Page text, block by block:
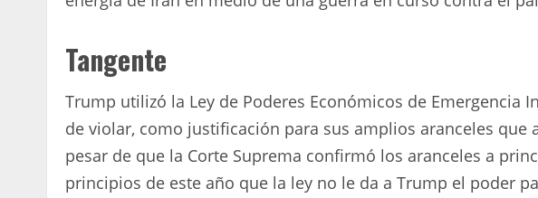
Tangente
Trump utilizó la Ley de Poderes Económicos de Emergencia
de violar, como justificación para sus amplios aranceles que
pesar de que la Corte Suprema confirmó los aranceles a
principios de este año que la ley no le da a Trump el poder